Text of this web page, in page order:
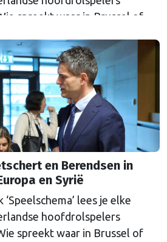
spreekt waar in Brussel of
en Berendsen in
en Syrië
lees je elke
hoofdrolspelers
spreekt waar in Brussel of